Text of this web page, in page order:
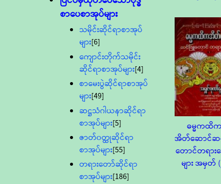
စာပေစာအုပ်များ
သမိုင်းဆိုင်ရာစာအုပ်
များ[6]
ကျောင်းတိုက်သမိုင်း
ဆိုင်ရာစာအုပ်များ[4]
စာမေးပွဲဆိုင်ရာစာအုပ်
များ[49]
ဆဋ္ဌသံဂါယနာဆိုင်ရာ
စာအုပ်များ[5]
ဇာတ်၀တ္ထုဆိုင်ရာ
စာအုပ်များ[55]
တရားတော်ဆိုင်ရာ
စာအုပ်များ[186]
ဓမ္မကထိ
အိတ်ဆောင်ဆ
တောင်တရား
များ အမှတ်